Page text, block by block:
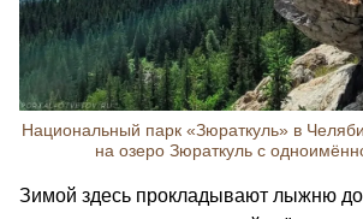
Национальный парк «Зюраткуль» в
на озеро Зюраткуль с
Зимой здесь прокладывают лыжню